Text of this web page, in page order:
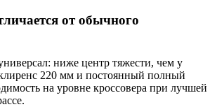
от обычного
ниже центр тяжести, чем у
220 мм и постоянный полный
на уровне кроссовера при лучшей